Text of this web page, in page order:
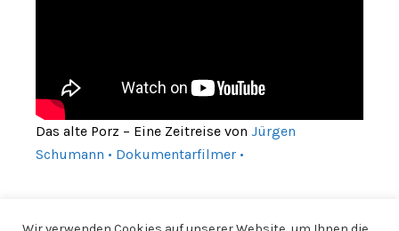
Das alte Porz – Eine Zeitreise von Jürgen
Schumann • Dokumentarfilmer •